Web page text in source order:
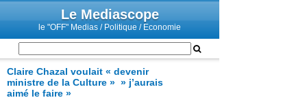
Le Mediascope
le "OFF" Medias / Politique / Economie
Claire Chazal voulait « devenir
ministre de la Culture » » j’aurais
aimé le faire »